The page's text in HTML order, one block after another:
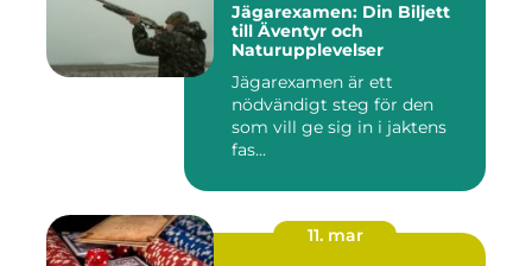
Jägarexamen: Din Biljett
till Äventyr och
Naturupplevelser
Jägarexamen är ett
nödvändigt steg för den
som vill ge sig in i jaktens
fas...
11. mar